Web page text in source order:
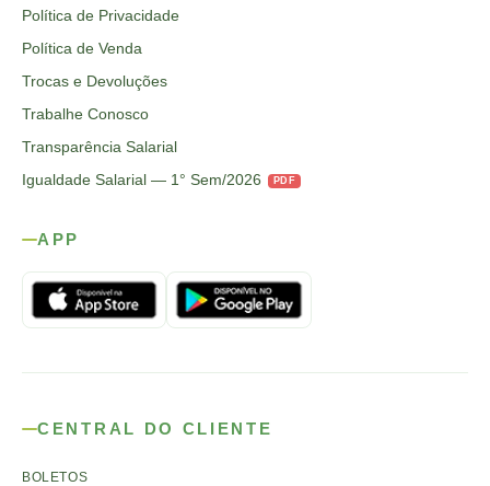
Política de Privacidade
Política de Venda
Trocas e Devoluções
Trabalhe Conosco
Transparência Salarial
Igualdade Salarial — 1° Sem/2026
PDF
APP
CENTRAL DO CLIENTE
BOLETOS